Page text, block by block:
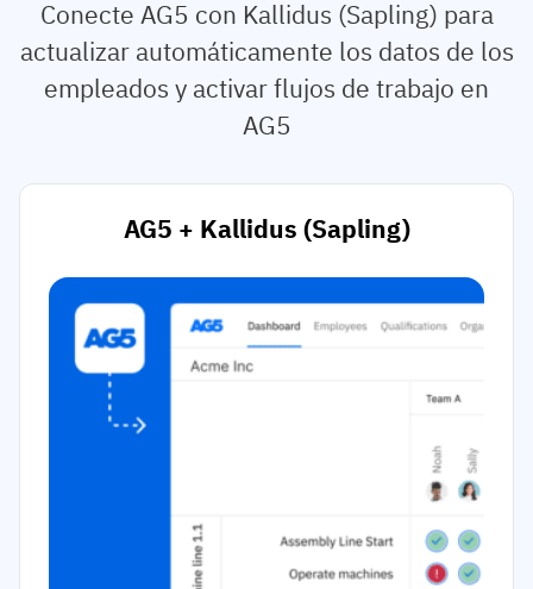
Conecte AG5 con Kallidus (Sapling) para
actualizar automáticamente los datos de los
empleados y activar flujos de trabajo en
AG5
AG5 + Kallidus (Sapling)